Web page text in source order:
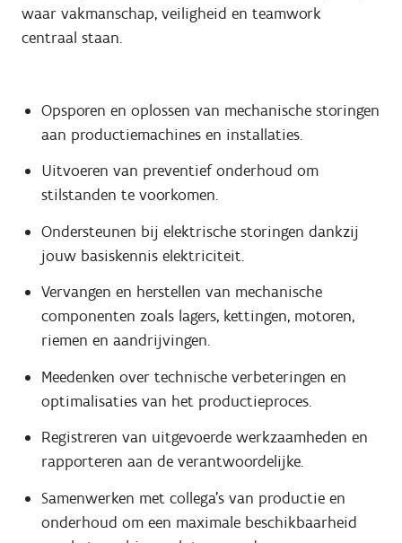
waar vakmanschap, veiligheid en teamwork
centraal staan.
Opsporen en oplossen van mechanische storingen
aan productiemachines en installaties.
Uitvoeren van preventief onderhoud om
stilstanden te voorkomen.
Ondersteunen bij elektrische storingen dankzij
jouw basiskennis elektriciteit.
Vervangen en herstellen van mechanische
componenten zoals lagers, kettingen, motoren,
riemen en aandrijvingen.
Meedenken over technische verbeteringen en
optimalisaties van het productieproces.
Registreren van uitgevoerde werkzaamheden en
rapporteren aan de verantwoordelijke.
Samenwerken met collega's van productie en
onderhoud om een maximale beschikbaarheid